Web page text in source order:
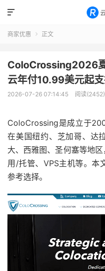

商家优惠  正文
ColoCrossing2026
云年付10.99美元起
2026-07-26 07:14:45 阅读(2452)
ColoCrossing是成立于
在美国纽约、芝加哥、达
大、西雅图、圣何塞等地
用/托管、VPS主机等。本
参考选择。